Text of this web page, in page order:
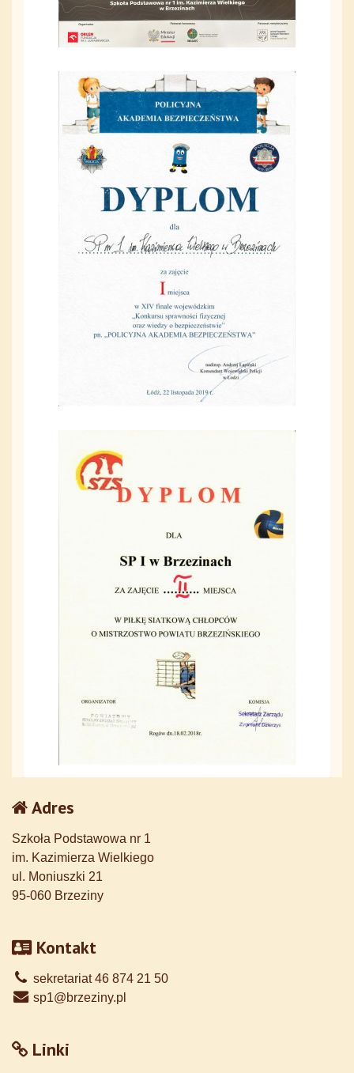
Adres
Szkoła Podstawowa nr 1
im. Kazimierza Wielkiego
ul. Moniuszki 21
95-060 Brzeziny
Kontakt
sekretariat 46 874 21 50
sp1@brzeziny.pl
Linki